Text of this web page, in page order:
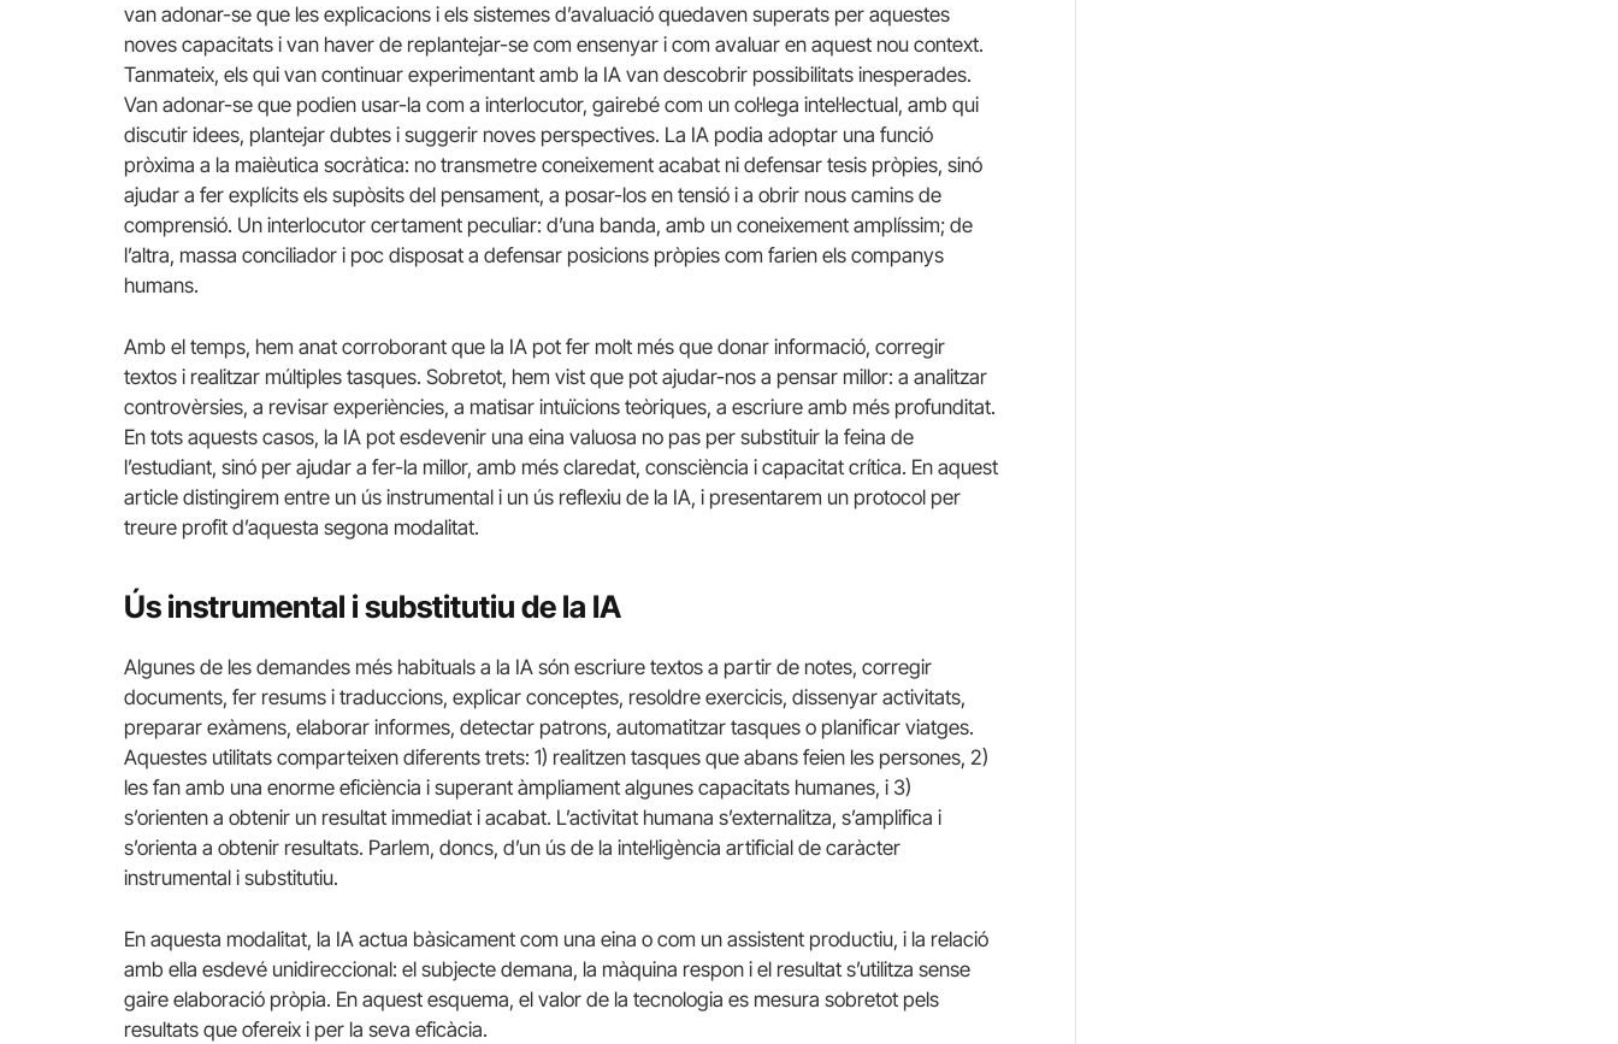
van adonar-se que les explicacions i els sistemes d’avaluació quedaven superats per aquestes
noves capacitats i van haver de replantejar-se com ensenyar i com avaluar en aquest nou context.
Tanmateix, els qui van continuar experimentant amb la IA van descobrir possibilitats inesperades.
Van adonar-se que podien usar-la com a interlocutor, gairebé com un col·lega intel·lectual, amb qui
discutir idees, plantejar dubtes i suggerir noves perspectives. La IA podia adoptar una funció
pròxima a la maièutica socràtica: no transmetre coneixement acabat ni defensar tesis pròpies, sinó
ajudar a fer explícits els supòsits del pensament, a posar-los en tensió i a obrir nous camins de
comprensió. Un interlocutor certament peculiar: d’una banda, amb un coneixement amplíssim; de
l’altra, massa conciliador i poc disposat a defensar posicions pròpies com farien els companys
humans.
Amb el temps, hem anat corroborant que la IA pot fer molt més que donar informació, corregir
textos i realitzar múltiples tasques. Sobretot, hem vist que pot ajudar-nos a pensar millor: a analitzar
controvèrsies, a revisar experiències, a matisar intuïcions teòriques, a escriure amb més profunditat.
En tots aquests casos, la IA pot esdevenir una eina valuosa no pas per substituir la feina de
l’estudiant, sinó per ajudar a fer-la millor, amb més claredat, consciència i capacitat crítica. En aquest
article distingirem entre un ús instrumental i un ús reflexiu de la IA, i presentarem un protocol per
treure profit d’aquesta segona modalitat.
Ús instrumental i substitutiu de la IA
Algunes de les demandes més habituals a la IA són escriure textos a partir de notes, corregir
documents, fer resums i traduccions, explicar conceptes, resoldre exercicis, dissenyar activitats,
preparar exàmens, elaborar informes, detectar patrons, automatitzar tasques o planificar viatges.
Aquestes utilitats comparteixen diferents trets: 1) realitzen tasques que abans feien les persones, 2)
les fan amb una enorme eficiència i superant àmpliament algunes capacitats humanes, i 3)
s’orienten a obtenir un resultat immediat i acabat. L’activitat humana s’externalitza, s’amplifica i
s’orienta a obtenir resultats. Parlem, doncs, d’un ús de la intel·ligència artificial de caràcter
instrumental i substitutiu.
En aquesta modalitat, la IA actua bàsicament com una eina o com un assistent productiu, i la relació
amb ella esdevé unidireccional: el subjecte demana, la màquina respon i el resultat s’utilitza sense
gaire elaboració pròpia. En aquest esquema, el valor de la tecnologia es mesura sobretot pels
resultats que ofereix i per la seva eficàcia.